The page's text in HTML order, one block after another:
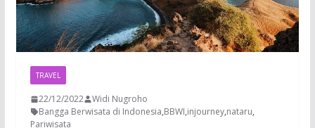
TRAVEL
22/12/2022
Widi Nugroho
Bangga Berwisata di Indonesia,BBWI,injourney,nataru,
Pariwisata